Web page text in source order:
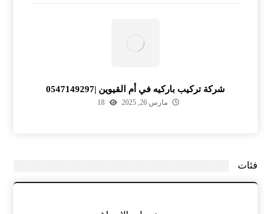
شركة تركيب باركيه في أم القيوين |0547149297
مارس 26, 2025 18
فئات